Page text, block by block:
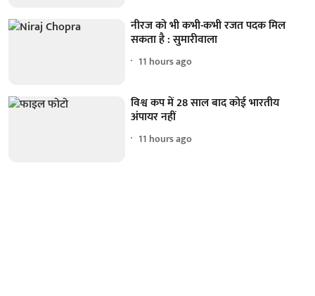
नीरज को भी कभी-कभी रजत पदक मिल
सकता है : सुमारीवाला
11 hours ago
विश्व कप में 28 साल बाद कोई भारतीय
अंपायर नहीं
11 hours ago